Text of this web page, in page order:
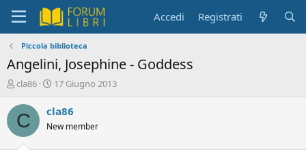
Accedi Registrati
Piccola biblioteca
Angelini, Josephine - Goddess
C
e
a
t
cla86
D
t
d
17 Giugno 2013
C cla86
New member